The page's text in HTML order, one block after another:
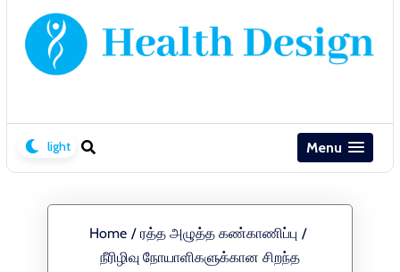
Menu
Home / ரத்த அழுத்த கண்காணிப்பு /
நீரிழிவு நோயாளிகளுக்கான சிறந்த